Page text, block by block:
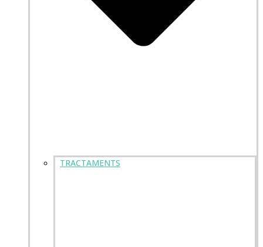
TRACTAMENTS